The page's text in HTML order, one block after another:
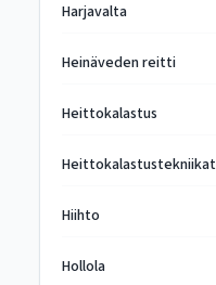
Harjavalta
Heinäveden reitti
Heittokalastus
Heittokalastustekniikat
Hiihto
Hollola